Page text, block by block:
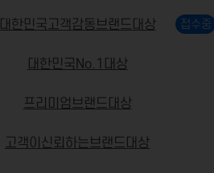
대한민국고객감동브랜드대상
대한민국No.1대상
프리미엄브랜드대상
고객이신뢰하는브랜드대상